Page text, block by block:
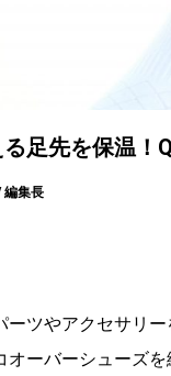
足先を保温！
編集長
ーツやアクセサリ
オーバーシューズ